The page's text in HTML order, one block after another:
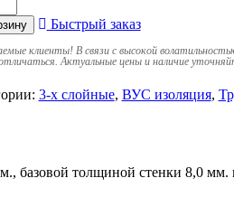
Быстрый заказ
клиенты! В связи с высокой
Актуальные цены и наличие
3-х слойные, ВУС изоляция,
базовой толщиной стенки 8,0